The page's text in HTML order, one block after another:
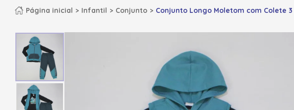
Página inicial Infantil Conjunto Conjunto Longo Moletom com Colete 3